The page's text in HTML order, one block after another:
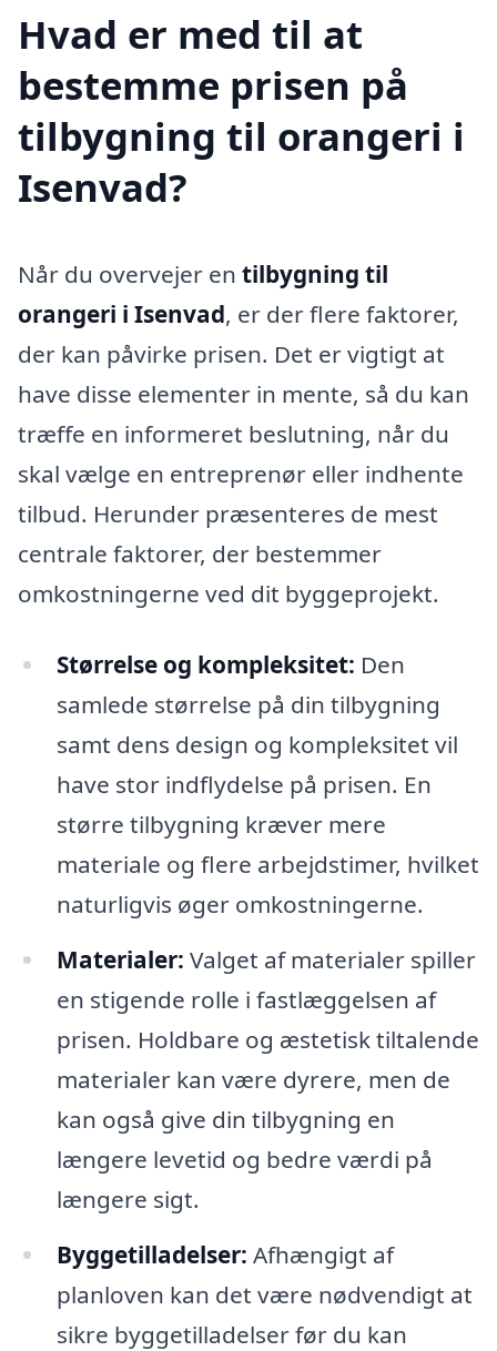
Hvad er med til at
bestemme prisen på
tilbygning til orangeri i
Isenvad?
Når du overvejer en tilbygning til
orangeri i Isenvad, er der flere faktorer,
der kan påvirke prisen. Det er vigtigt at
have disse elementer in mente, så du kan
træffe en informeret beslutning, når du
skal vælge en entreprenør eller indhente
tilbud. Herunder præsenteres de mest
centrale faktorer, der bestemmer
omkostningerne ved dit byggeprojekt.
Størrelse og kompleksitet: Den
samlede størrelse på din tilbygning
samt dens design og kompleksitet vil
have stor indflydelse på prisen. En
større tilbygning kræver mere
materiale og flere arbejdstimer, hvilket
naturligvis øger omkostningerne.
Materialer: Valget af materialer spiller
en stigende rolle i fastlæggelsen af
prisen. Holdbare og æstetisk tiltalende
materialer kan være dyrere, men de
kan også give din tilbygning en
længere levetid og bedre værdi på
længere sigt.
Byggetilladelser: Afhængigt af
planloven kan det være nødvendigt at
sikre byggetilladelser før du kan